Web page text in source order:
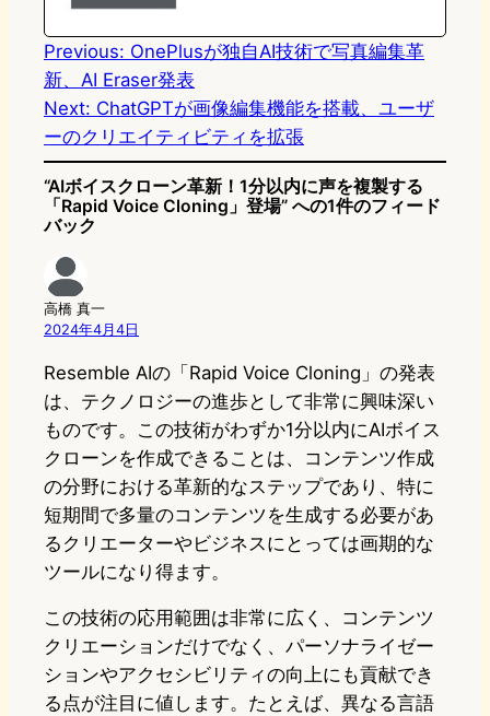
n
k
Previous: OnePlusが独自AI技術で写真編集革
新、AI Eraser発表
Next: ChatGPTが画像編集機能を搭載、ユーザ
ーのクリエイティビティを拡張
“AIボイスクローン革新！1分以内に声を複製する
「Rapid Voice Cloning」登場” への1件のフィード
バック
高橋 真一
2024年4月4日
Resemble AIの「Rapid Voice Cloning」の発表
は、テクノロジーの進歩として非常に興味深い
ものです。この技術がわずか1分以内にAIボイス
クローンを作成できることは、コンテンツ作成
の分野における革新的なステップであり、特に
短期間で多量のコンテンツを生成する必要があ
るクリエーターやビジネスにとっては画期的な
ツールになり得ます。
この技術の応用範囲は非常に広く、コンテンツ
クリエーションだけでなく、パーソナライゼー
ションやアクセシビリティの向上にも貢献でき
る点が注目に値します。たとえば、異なる言語